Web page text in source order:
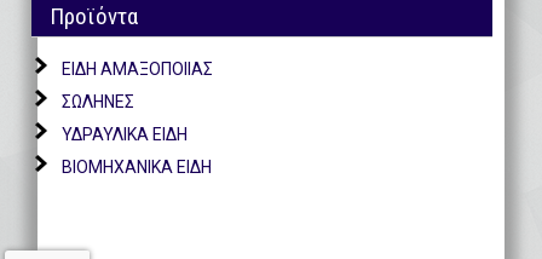
Προϊόντα
ΕΙΔΗ ΑΜΑΞΟΠΟΙΙΑΣ
ΣΩΛΗΝΕΣ
ΥΔΡΑΥΛΙΚΑ ΕΙΔΗ
ΒΙΟΜΗΧΑΝΙΚΑ ΕΙΔΗ